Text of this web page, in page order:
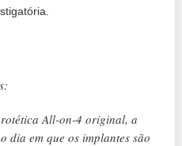
All-on-4 original, a
dia em que os implantes são